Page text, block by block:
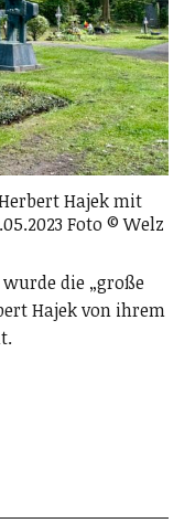
Hajek mit
Foto © Welz
die „große
Hajek von ihrem